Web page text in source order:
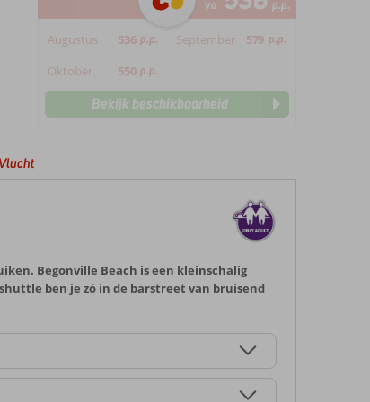
va p.p.
Augustus 536 p.p. September 579 p.p.
Oktober 550 p.p.
Bekijk beschikbaarheid
Vlucht
Begonville Beach is een kleinschalig
ben je zó in de barstreet van bruisend